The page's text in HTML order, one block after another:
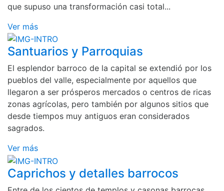
que supuso una transformación casi total...
Ver más
Santuarios y Parroquias
El esplendor barroco de la capital se extendió por los
pueblos del valle, especialmente por aquellos que
llegaron a ser prósperos mercados o centros de ricas
zonas agrícolas, pero también por algunos sitios que
desde tiempos muy antiguos eran considerados
sagrados.
Ver más
Caprichos y detalles barrocos